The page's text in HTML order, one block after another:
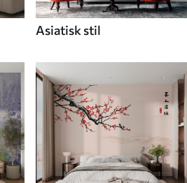
Asiatisk stil